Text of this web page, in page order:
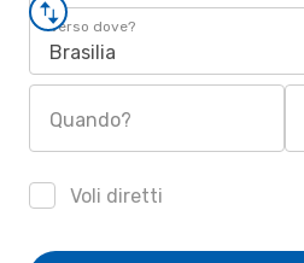
Verso dove?
Brasilia
Quando?
Voli diretti